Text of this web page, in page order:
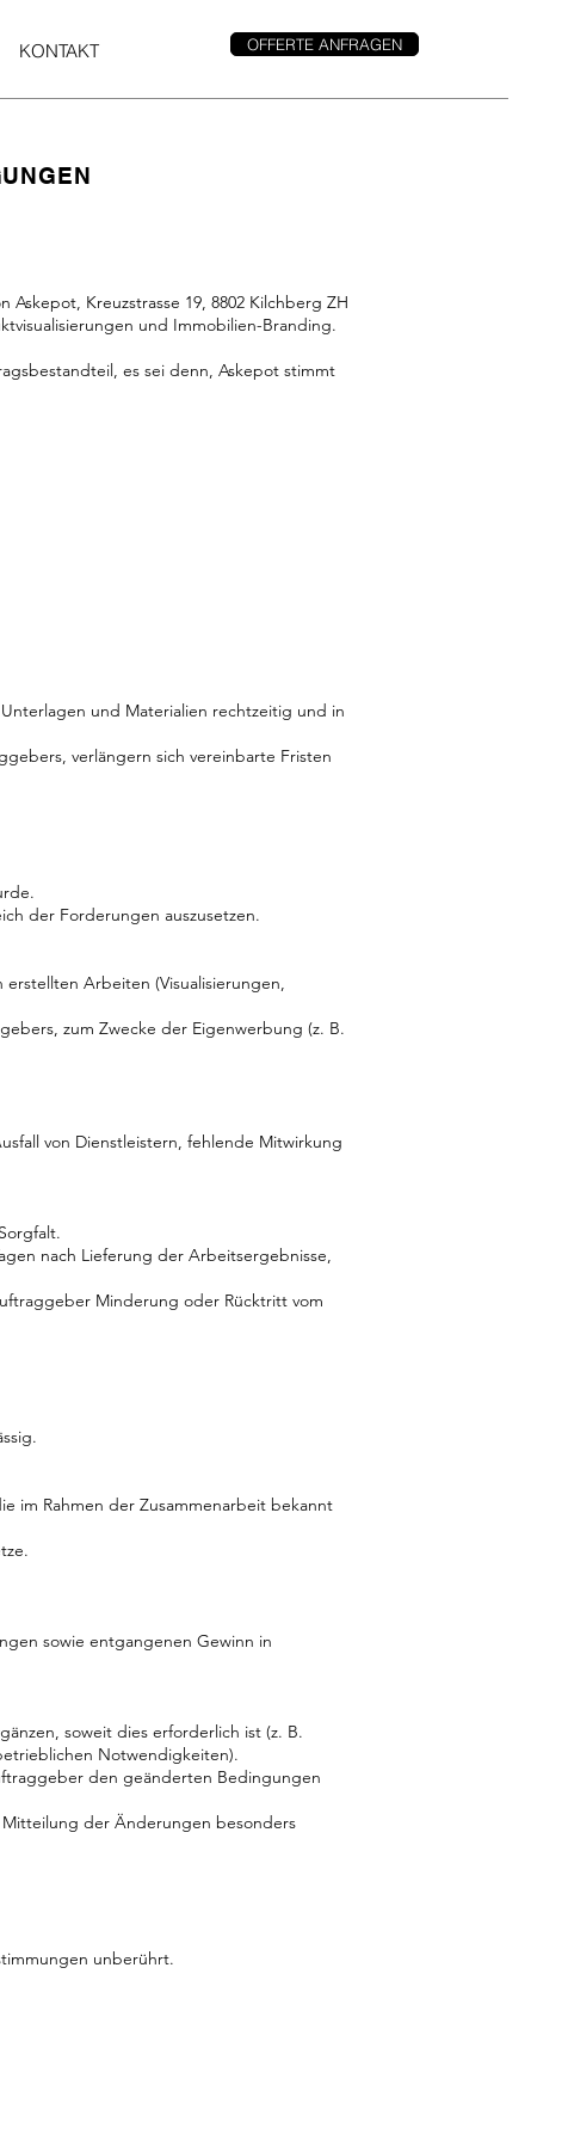
KONTAKT OFFERTE ANFRAGEN
Kreuzstrasse 19, 8802 Kilchberg ZH
und Immobilien-Branding.
es sei denn, Askepot stimmt
und Materialien rechtzeitig und in
verlängern sich vereinbarte Fristen
der Forderungen auszusetzen.
Arbeiten (Visualisierungen,
zum Zwecke der Eigenwerbung (z. B.
von Dienstleistern, fehlende Mitwirkung
nach Lieferung der Arbeitsergebnisse,
Minderung oder Rücktritt vom
im Rahmen der Zusammenarbeit bekannt
sowie entgangenen Gewinn in
soweit dies erforderlich ist (z. B.
Notwendigkeiten).
den geänderten Bedingungen
der Änderungen besonders
unberührt.